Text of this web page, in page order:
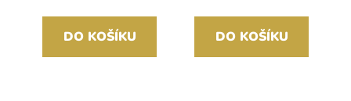
DO KOŠÍKU DO KOŠÍKU